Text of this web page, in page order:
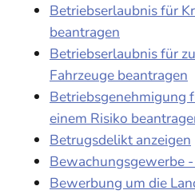
Betriebserlaubnis für
beantragen
Betriebserlaubnis für
Fahrzeuge beantragen
Betriebsgenehmigung
einem Risiko
Betrugsdelikt anzeigen
Bewachungsgewerbe
Bewerbung um die